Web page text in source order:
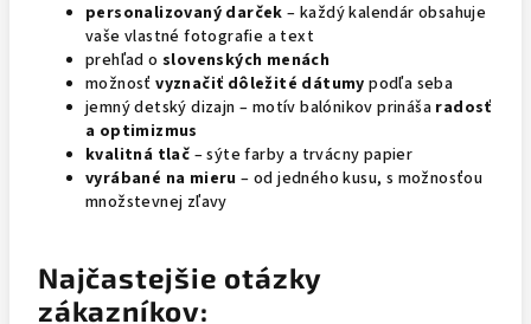
personalizovaný darček – každý kalendár obsahuje
vaše vlastné fotografie a text
prehľad o slovenských menách
možnosťvyznačiť dôležité dátumy podľa seba
jemný detský dizajn – motív balónikov prináša radosť
a optimizmus
kvalitná tlač – sýte farby a trvácny papier
vyrábané na mieru – od jedného kusu, s možnosťou
množstevnej zľavy
Najčastejšie otázky
zákazníkov: